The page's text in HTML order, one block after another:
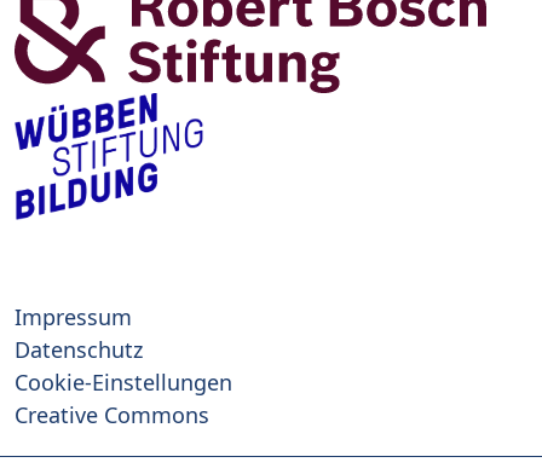
Impressum
Datenschutz
Cookie-Einstellungen
Creative Commons